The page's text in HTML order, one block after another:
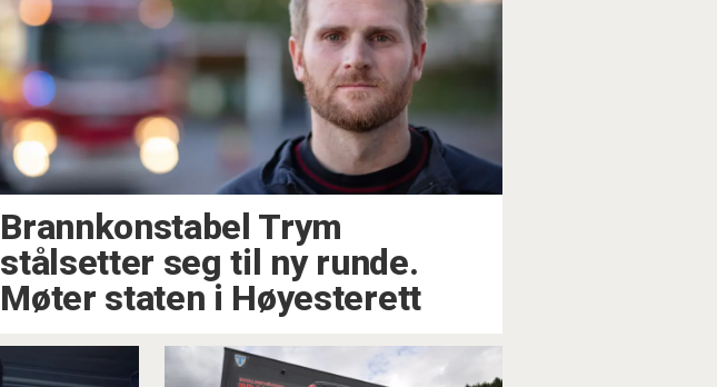
Brannkonstabel Trym
stålsetter seg til ny runde.
Møter staten i Høyesterett